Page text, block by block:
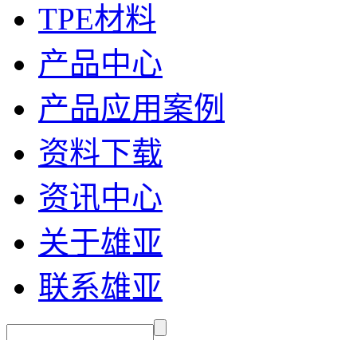
TPE材料
产品中心
产品应用案例
资料下载
资讯中心
关于雄亚
联系雄亚